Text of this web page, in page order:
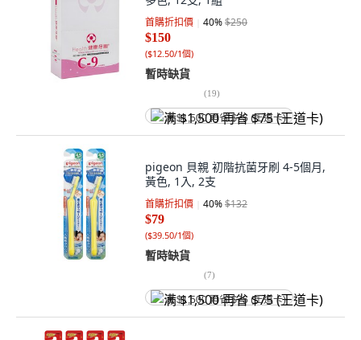
首購折扣價 40%$250
$150
($12.50/1個)
暫時缺貨
(19)
满 $1,500 再省 $75 (王道卡)
pigeon 貝親 初階抗菌牙刷 4-5個月,
黃色, 1入, 2支
首購折扣價 40%$132
$79
($39.50/1個)
暫時缺貨
(7)
满 $1,500 再省 $75 (王道卡)